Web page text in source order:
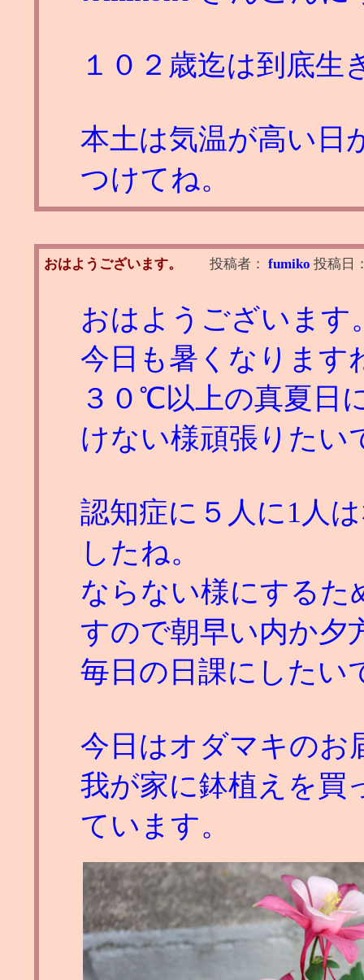
１０２歳迄は到底生
本土は気温が高い日
つけてね。
おはようございます。 投稿者： fumiko 投稿日
おはようございます
今日も暑くなります
３０℃以上の真夏日
けない様頑張りたい
認知症に５人に1人
したね。
ならない様にするた
すので朝早い内か夕
毎日の日課にしたい
今日はオダマキのお
我が家に鉢植えを買
ています。